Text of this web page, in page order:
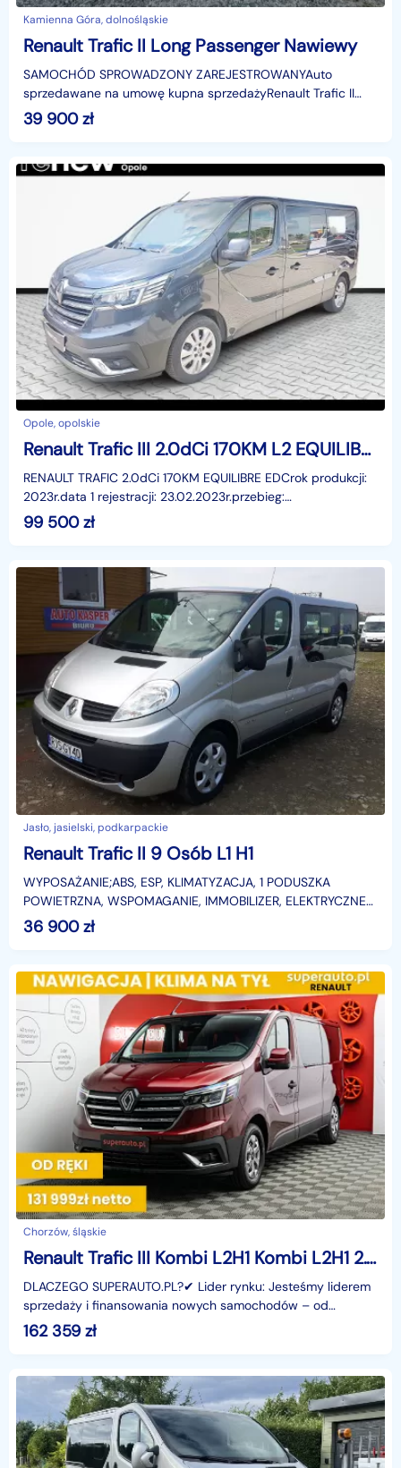
Kamienna Góra, dolnośląskie
Renault Trafic II Long Passenger Nawiewy
SAMOCHÓD SPROWADZONY ZAREJESTROWANYAuto
sprzedawane na umowę kupna sprzedażyRenault Trafic II
Long w wersji PassengerJest to nasz prywatny samochód,
używany wy
39 900zł
Opole, opolskie
Renault Trafic III 2.0dCi 170KM L2 EQUILIBRE EDC Salon PL FV23%
RENAULT TRAFIC 2.0dCi 170KM EQUILIBRE EDCrok produkcji:
2023r.data 1 rejestracji: 23.02.2023r.przebieg:
203.800km.Wyposażenie- ABS, ASR, TCS (System Drogi
99 500zł
Jasło, jasielski, podkarpackie
Renault Trafic II 9 Osób L1 H1
WYPOSAŻANIE;ABS, ESP, KLIMATYZACJA, 1 PODUSZKA
POWIETRZNA, WSPOMAGANIE, IMMOBILIZER, ELEKTRYCZNE
SZYBY-LUSTERKA, ,RADIO -CD, KOMPUTER, CENTRALNY
ZAMEK ,DRZWI OD
36 900zł
Chorzów, śląskie
Renault Trafic III Kombi L2H1 Kombi L2H1 2.0 150KM
DLACZEGO SUPERAUTO.PL?✔ Lider rynku: Jesteśmy liderem
sprzedaży i finansowania nowych samochodów – od
osobowych, przez dostawcze, po segment premium.✔
Zaufanie
162 359 zł